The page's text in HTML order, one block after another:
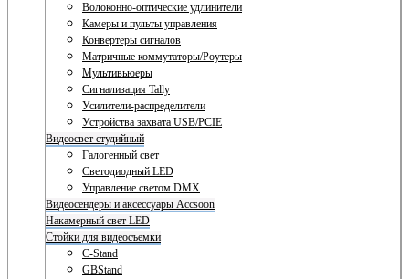
Волоконно-оптические удлинители
Камеры и пульты управления
Конвертеры сигналов
Матричные коммутаторы/Роутеры
Мультивьюеры
Сигнализация Tally
Усилители-распределители
Устройства захвата USB/PCIE
Видеосвет студийный
Галогенный свет
Светодиодный LED
Управление светом DMX
Видеосендеры и аксессуары Accsoon
Накамерный свет LED
Стойки для видеосъемки
C-Stand
GBStand